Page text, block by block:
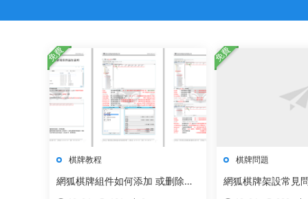
棋牌教程
網狐棋牌組件如何添加 或删除子
免費
棋牌問題
網狐棋牌架設常見
免費